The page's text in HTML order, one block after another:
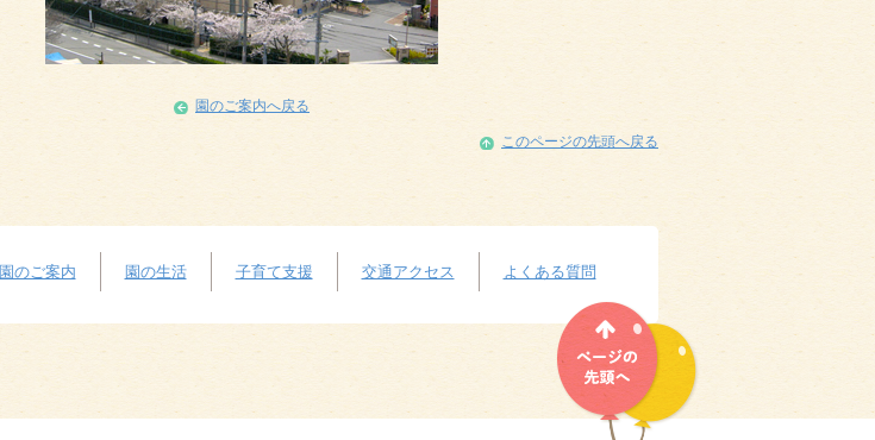
園のご案内へ戻る
このページの先頭へ戻る
園のご案内 園の生活 子育て支援 交通アクセス よくある質問